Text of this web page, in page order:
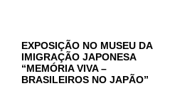
EXPOSIÇÃO NO MUSEU DA
IMIGRAÇÃO JAPONESA
“MEMÓRIA VIVA –
BRASILEIROS NO JAPÃO”